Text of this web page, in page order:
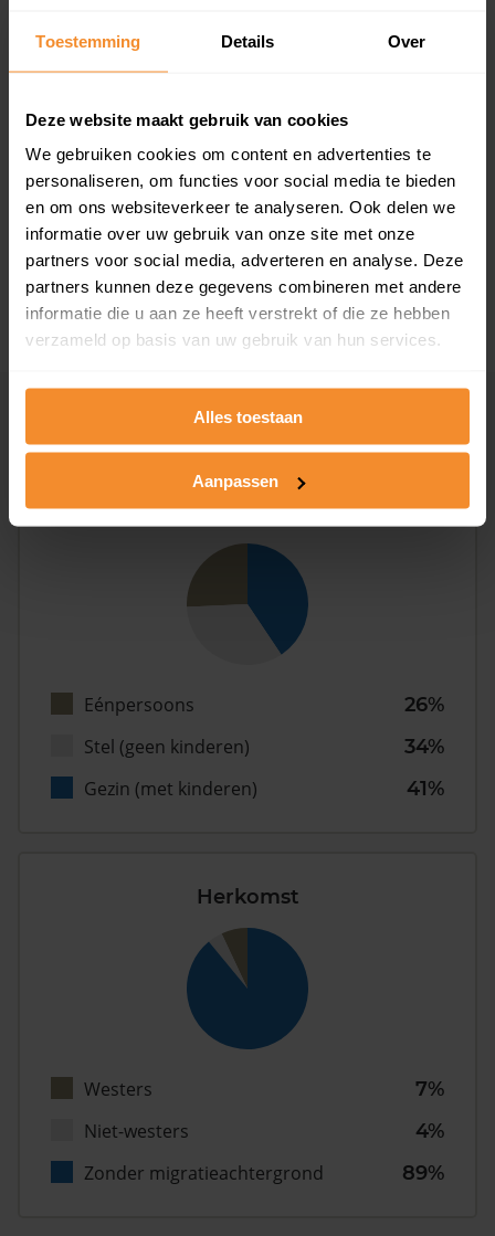
Toestemming Details Over
Deze website maakt gebruik van cookies
We gebruiken cookies om content en advertenties te
personaliseren, om functies voor social media te bieden
en om ons websiteverkeer te analyseren. Ook delen we
informatie over uw gebruik van onze site met onze
partners voor social media, adverteren en analyse. Deze
partners kunnen deze gegevens combineren met andere
informatie die u aan ze heeft verstrekt of die ze hebben
verzameld op basis van uw gebruik van hun services.
Alles toestaan
Aanpassen
T/m 1945
14%
1946 - 1980
37%
1981 - 2007
39%
2008 of later
10%
Type huishoudens
Eénpersoons
26%
Stel (geen kinderen)
34%
Gezin (met kinderen)
41%
Herkomst
Westers
7%
Niet-westers
4%
Zonder migratieachtergrond
89%